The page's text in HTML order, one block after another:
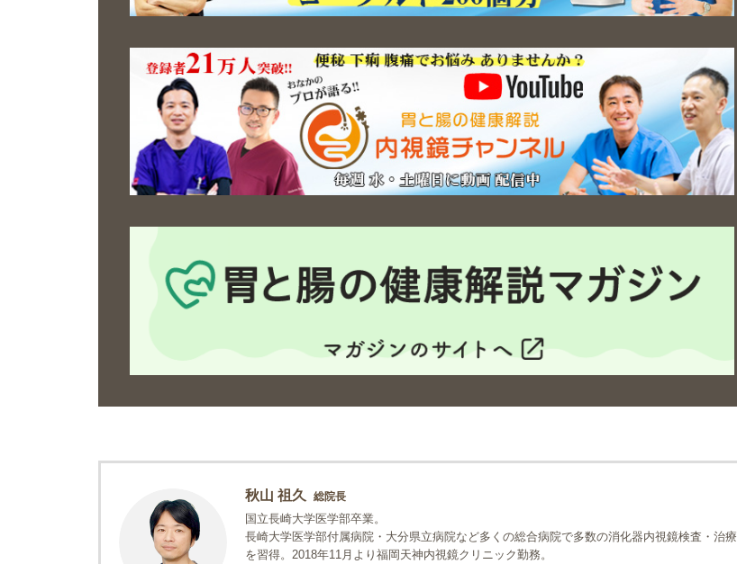
秋山 祖久 総院長
国立長崎大学医学部卒業。
長崎大学医学部付属病院・大分県立病院など多くの総合病院で多数の消化器内視鏡検査・治療
を習得。2018年11月より福岡天神内視鏡クリニック勤務。